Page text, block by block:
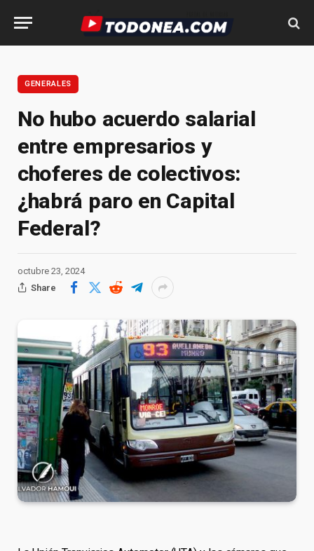
GENERALES
No hubo acuerdo salarial
entre empresarios y
choferes de colectivos:
¿habrá paro en Capital
Federal?
octubre 23, 2024
Share